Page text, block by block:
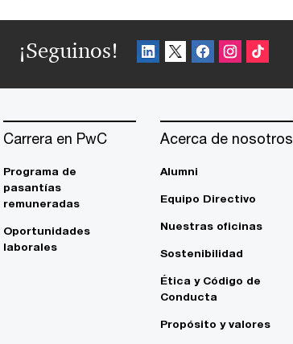
¡Seguinos!
Carrera en PwC
Programa de
pasantías
remuneradas
Oportunidades
laborales
Acerca de nosotros
Alumni
Equipo Directivo
Nuestras oficinas
Sostenibilidad
Ética y Código de
Conducta
Propósito y valores